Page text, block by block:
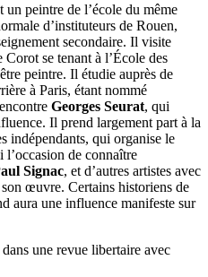
peintre de l’école du même
d’instituteurs de Rouen,
secondaire. Il visite
se tenant à l’École des
peintre. Il étudie auprès de
à Paris, étant nommé
Georges Seurat, qui
Il prend largement part à la
indépendants, qui organise le
l’occasion de connaître
Signac, et d’autres artistes avec
œuvre. Certains historiens de
aura une influence manifeste sur
une revue libertaire avec